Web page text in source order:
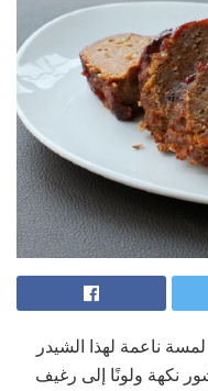
ناعمة لهذا الشيدر
نكهة ولونًا إلى رغيف